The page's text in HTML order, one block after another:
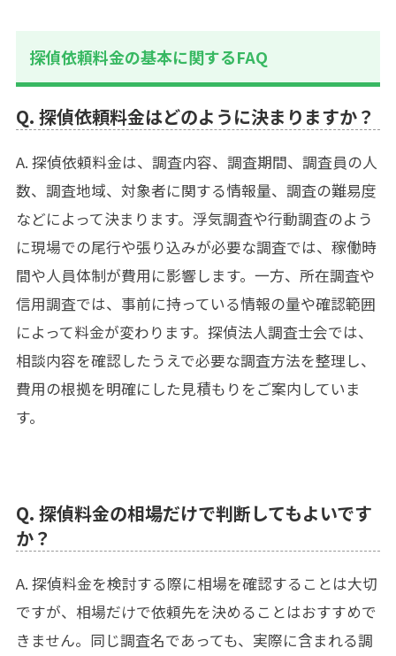
探偵依頼料金の基本に関するFAQ
Q. 探偵依頼料金はどのように決まりますか？
A. 探偵依頼料金は、調査内容、調査期間、調査員の人
数、調査地域、対象者に関する情報量、調査の難易度
などによって決まります。浮気調査や行動調査のよう
に現場での尾行や張り込みが必要な調査では、稼働時
間や人員体制が費用に影響します。一方、所在調査や
信用調査では、事前に持っている情報の量や確認範囲
によって料金が変わります。探偵法人調査士会では、
相談内容を確認したうえで必要な調査方法を整理し、
費用の根拠を明確にした見積もりをご案内していま
す。
Q. 探偵料金の相場だけで判断してもよいです
か？
A. 探偵料金を検討する際に相場を確認することは大切
ですが、相場だけで依頼先を決めることはおすすめで
きません。同じ調査名であっても、実際に含まれる調